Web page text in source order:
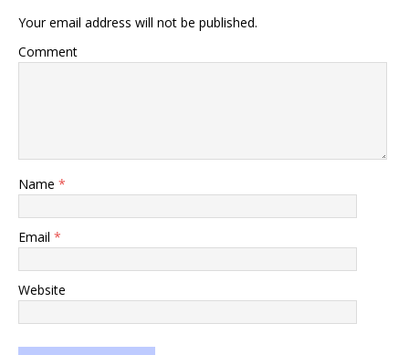
Your email address will not be published.
Comment
Name *
Email *
Website